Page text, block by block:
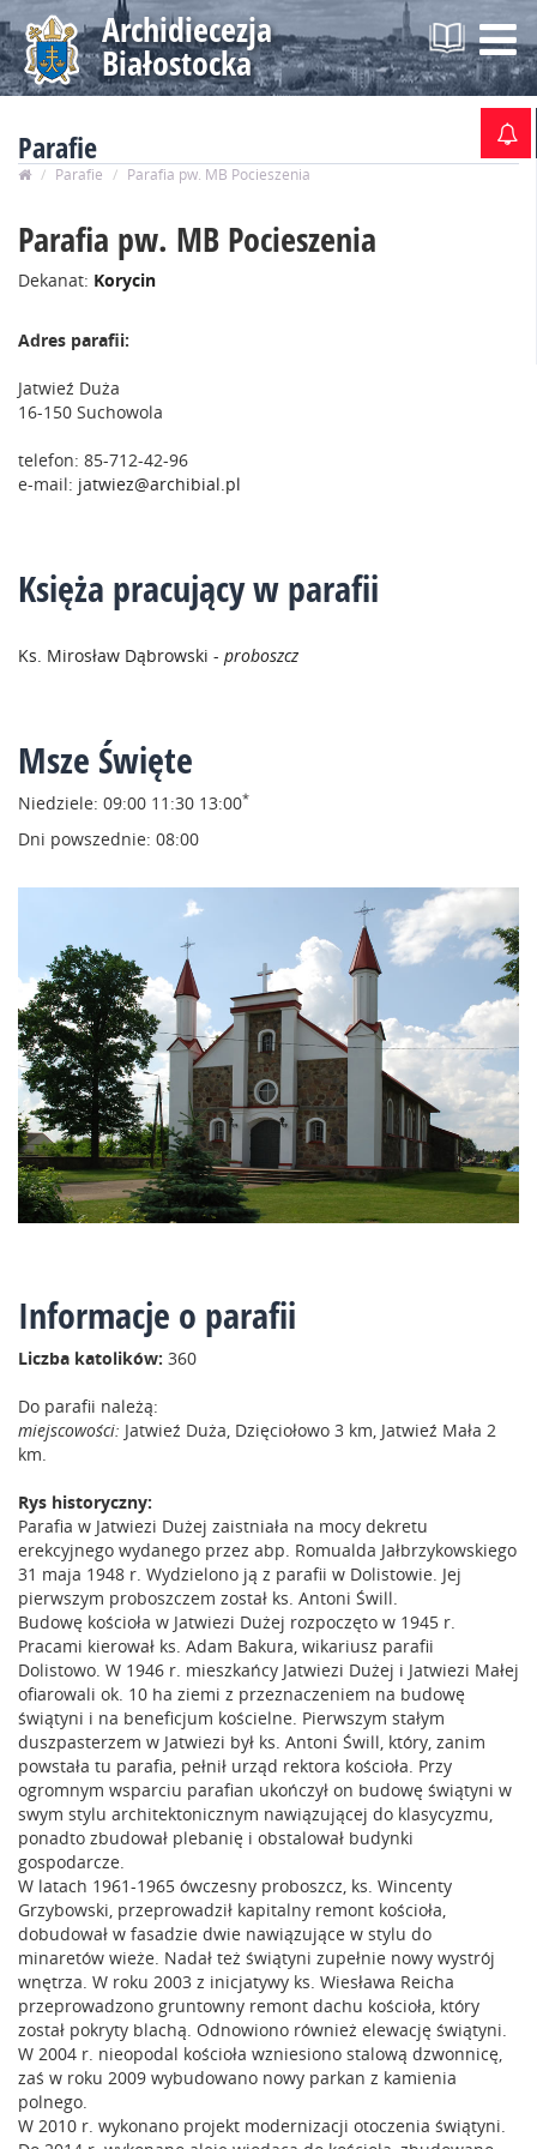
Archidiecezja
Białostocka
Parafie
Parafie Parafia pw. MB Pocieszenia
Parafia pw. MB Pocieszenia
Dekanat: Korycin
Adres parafii:
Jatwieź Duża
16-150 Suchowola
telefon: 85-712-42-96
e-mail: jatwiez@archibial.pl
Księża pracujący w parafii
Ks. Mirosław Dąbrowski - proboszcz
Msze Święte
Niedziele: 09:00 11:30 13:00*
Dni powszednie: 08:00
Informacje o parafii
Liczba katolików: 360
Do parafii należą:
miejscowości: Jatwieź Duża, Dzięciołowo 3 km, Jatwieź Mała 2
km.
Rys historyczny:
Parafia w Jatwiezi Dużej zaistniała na mocy dekretu
erekcyjnego wydanego przez abp. Romualda Jałbrzykowskiego
31 maja 1948 r. Wydzielono ją z parafii w Dolistowie. Jej
pierwszym proboszczem został ks. Antoni Świll.
Budowę kościoła w Jatwiezi Dużej rozpoczęto w 1945 r.
Pracami kierował ks. Adam Bakura, wikariusz parafii
Dolistowo. W 1946 r. mieszkańcy Jatwiezi Dużej i Jatwiezi Małej
ofiarowali ok. 10 ha ziemi z przeznaczeniem na budowę
świątyni i na beneficjum kościelne. Pierwszym stałym
duszpasterzem w Jatwiezi był ks. Antoni Świll, który, zanim
powstała tu parafia, pełnił urząd rektora kościoła. Przy
ogromnym wsparciu parafian ukończył on budowę świątyni w
swym stylu architektonicznym nawiązującej do klasycyzmu,
ponadto zbudował plebanię i obstalował budynki
gospodarcze.
W latach 1961-1965 ówczesny proboszcz, ks. Wincenty
Grzybowski, przeprowadził kapitalny remont kościoła,
dobudował w fasadzie dwie nawiązujące w stylu do
minaretów wieże. Nadał też świątyni zupełnie nowy wystrój
wnętrza. W roku 2003 z inicjatywy ks. Wiesława Reicha
przeprowadzono gruntowny remont dachu kościoła, który
został pokryty blachą. Odnowiono również elewację świątyni.
W 2004 r. nieopodal kościoła wzniesiono stalową dzwonnicę,
zaś w roku 2009 wybudowano nowy parkan z kamienia
polnego.
W 2010 r. wykonano projekt modernizacji otoczenia świątyni.